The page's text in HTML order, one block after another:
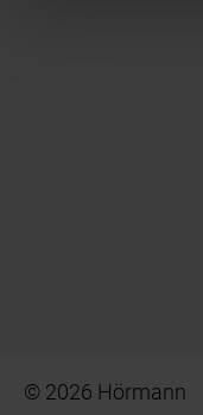
© 2026 Hörmann